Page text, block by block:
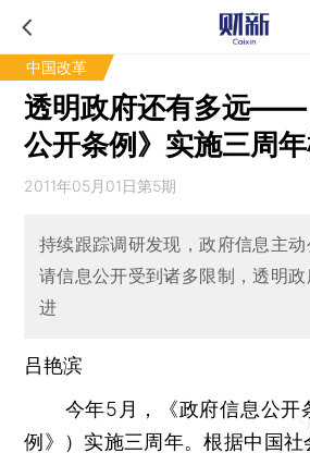
中国改革
透明政府还有多远——
公开条例》实施三周
2011年05月01日第5期
持续跟踪调研发现，政府信息主
请信息公开受到诸多限制，透明
进
吕艳滨
今年5月，《政府信息公开
例》）实施三周年。根据中国